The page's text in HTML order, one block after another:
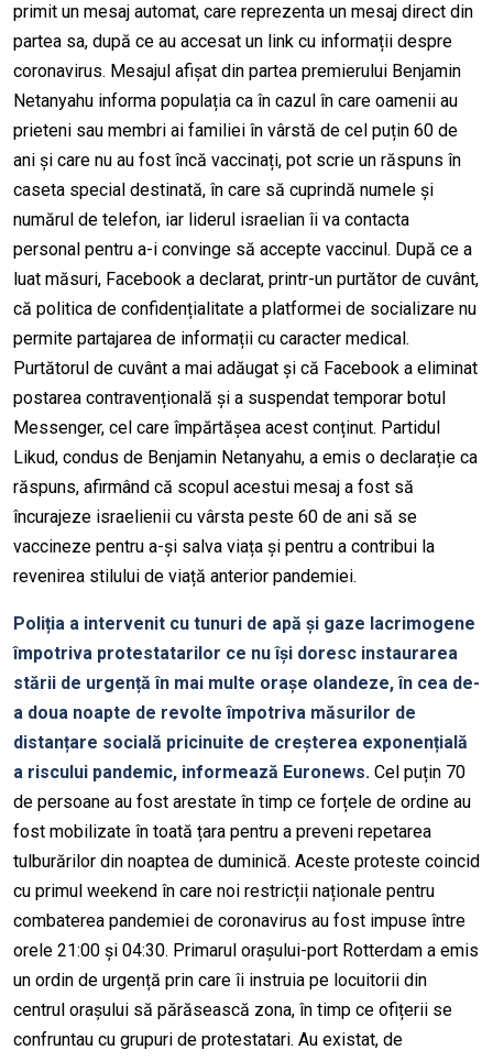
primit un mesaj automat, care reprezenta un mesaj direct din
partea sa, după ce au accesat un link cu informații despre
coronavirus. Mesajul afișat din partea premierului Benjamin
Netanyahu informa populația ca în cazul în care oamenii au
prieteni sau membri ai familiei în vârstă de cel puțin 60 de
ani și care nu au fost încă vaccinați, pot scrie un răspuns în
caseta special destinată, în care să cuprindă numele și
numărul de telefon, iar liderul israelian îi va contacta
personal pentru a-i convinge să accepte vaccinul. După ce a
luat măsuri, Facebook a declarat, printr-un purtător de cuvânt,
că politica de confidențialitate a platformei de socializare nu
permite partajarea de informații cu caracter medical.
Purtătorul de cuvânt a mai adăugat și că Facebook a eliminat
postarea contravențională și a suspendat temporar botul
Messenger, cel care împărtășea acest conținut. Partidul
Likud, condus de Benjamin Netanyahu, a emis o declarație ca
răspuns, afirmând că scopul acestui mesaj a fost să
încurajeze israelienii cu vârsta peste 60 de ani să se
vaccineze pentru a-și salva viața și pentru a contribui la
revenirea stilului de viață anterior pandemiei.
Poliția a intervenit cu tunuri de apă și gaze lacrimogene
împotriva protestatarilor ce nu își doresc instaurarea
stării de urgență în mai multe orașe olandeze, în cea de-
a doua noapte de revolte împotriva măsurilor de
distanțare socială pricinuite de creșterea exponențială
a riscului pandemic, informează Euronews. Cel puțin 70
de persoane au fost arestate în timp ce forțele de ordine au
fost mobilizate în toată țara pentru a preveni repetarea
tulburărilor din noaptea de duminică. Aceste proteste coincid
cu primul weekend în care noi restricții naționale pentru
combaterea pandemiei de coronavirus au fost impuse între
orele 21:00 și 04:30. Primarul orașului-port Rotterdam a emis
un ordin de urgență prin care îi instruia pe locuitorii din
centrul orașului să părăsească zona, în timp ce ofițerii se
confruntau cu grupuri de protestatari. Au existat, de